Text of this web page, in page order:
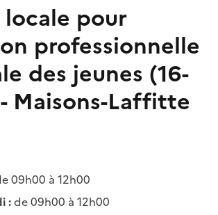
locale pour
professionnelle
des jeunes (16-
Maisons-Laffitte
09h00 à 12h00
:de 09h00 à 12h00